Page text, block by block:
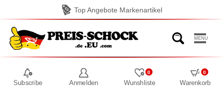
Top Angebote Markenartikel
MENU
Subscribe Anmelden Wunshliste
0
Warenkorb
0